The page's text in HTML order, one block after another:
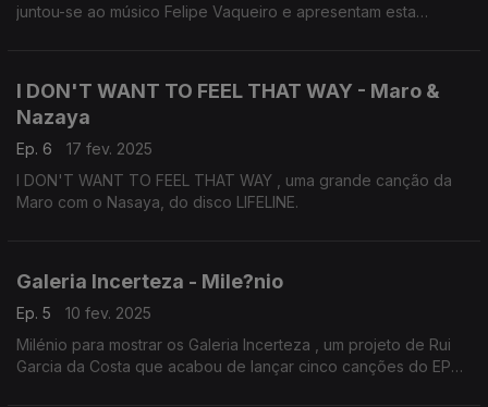
juntou-se ao músico Felipe Vaqueiro e apresentam esta
I DON'T WANT TO FEEL THAT WAY - Maro &
Nazaya
Ep. 6
17 fev. 2025
I DON'T WANT TO FEEL THAT WAY , uma grande canção da
Maro com o Nasaya, do disco LIFELINE.
Galeria Incerteza - Mile?nio
Ep. 5
10 fev. 2025
Milénio para mostrar os Galeria Incerteza , um projeto de Rui
Garcia da Costa que acabou de lançar cinco canções do EP